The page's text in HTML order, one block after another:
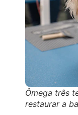
Ômega três
restaurar a